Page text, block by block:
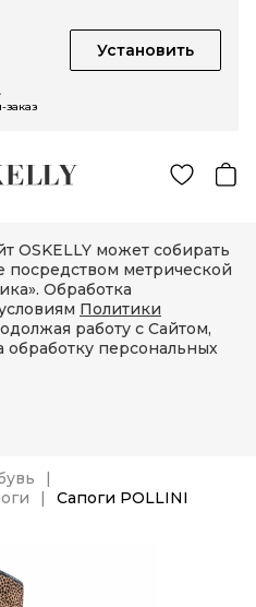
Установить
OSKELLY может собирать
посредством метрической
Обработка
Политики
работу с Сайтом,
обработку персональных
Сапоги POLLINI